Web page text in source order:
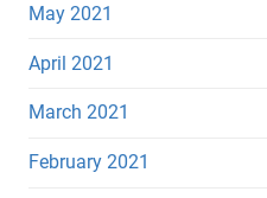
May 2021
April 2021
March 2021
February 2021